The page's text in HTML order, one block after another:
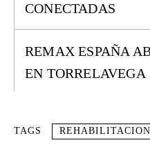
CONECTADAS
REMAX ESPAÑA
EN TORRELAVEGA
TAGS REHABILITACION